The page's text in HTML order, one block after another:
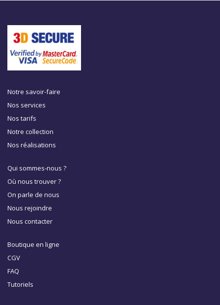
Notre savoir-faire
Nos services
Nos tarifs
Notre collection
Nos réalisations
Qui sommes-nous ?
Où nous trouver ?
On parle de nous
Nous rejoindre
Nous contacter
Boutique en ligne
CGV
FAQ
Tutoriels